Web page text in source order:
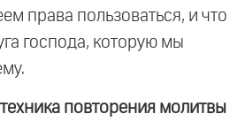
права пользоваться, и что
господа, которую мы
повторения молитвы